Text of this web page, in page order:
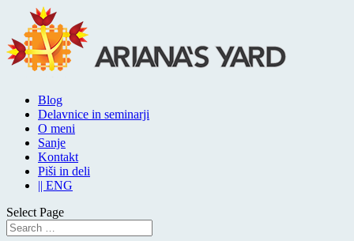
Blog
Delavnice in seminarji
O meni
Sanje
Kontakt
Piši in deli
|| ENG
Select Page